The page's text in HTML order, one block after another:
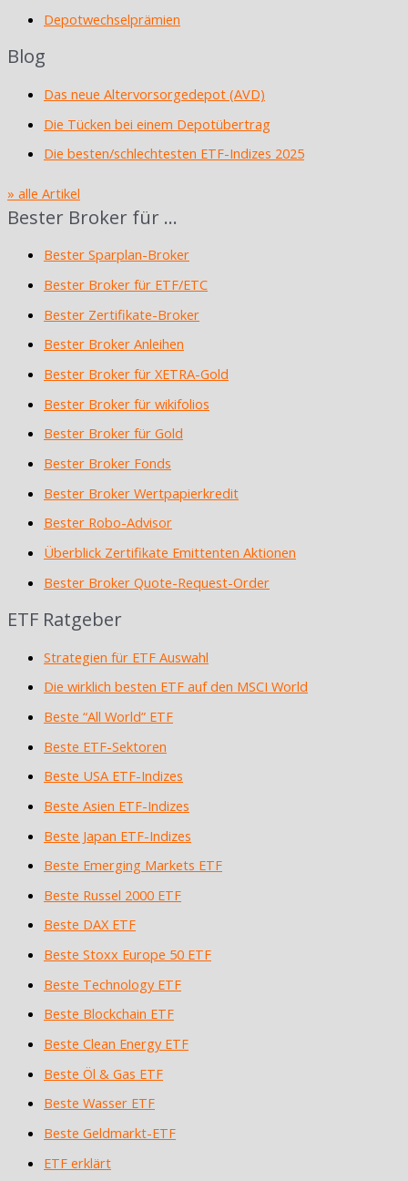
Depotwechselprämien
Blog
Das neue Altervorsorgedepot (AVD)
Die Tücken bei einem Depotübertrag
Die besten/schlechtesten ETF-Indizes 2025
» alle Artikel
Bester Broker für …
Bester Sparplan-Broker
Bester Broker für ETF/ETC
Bester Zertifikate-Broker
Bester Broker Anleihen
Bester Broker für XETRA-Gold
Bester Broker für wikifolios
Bester Broker für Gold
Bester Broker Fonds
Bester Broker Wertpapierkredit
Bester Robo-Advisor
Überblick Zertifikate Emittenten Aktionen
Bester Broker Quote-Request-Order
ETF Ratgeber
Strategien für ETF Auswahl
Die wirklich besten ETF auf den MSCI World
Beste “All World” ETF
Beste ETF-Sektoren
Beste USA ETF-Indizes
Beste Asien ETF-Indizes
Beste Japan ETF-Indizes
Beste Emerging Markets ETF
Beste Russel 2000 ETF
Beste DAX ETF
Beste Stoxx Europe 50 ETF
Beste Technology ETF
Beste Blockchain ETF
Beste Clean Energy ETF
Beste Öl & Gas ETF
Beste Wasser ETF
Beste Geldmarkt-ETF
ETF erklärt